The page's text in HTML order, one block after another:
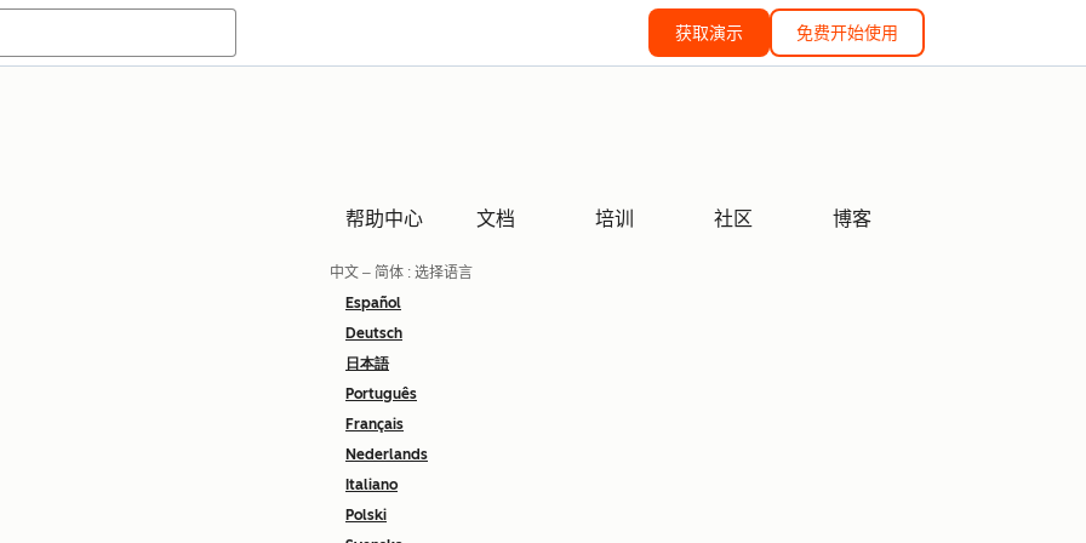
获取演示 免费开始使用
帮助中心 文档 培训 社区 博客
中文 – 简体 : 选择语言
Español
Deutsch
日本語
Português
Français
Nederlands
Italiano
Polski